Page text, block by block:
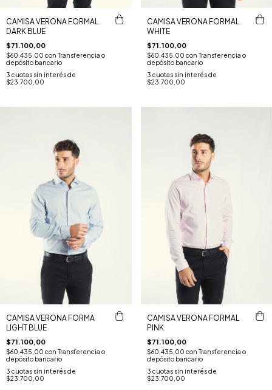
CAMISA VERONA FORMAL
DARK BLUE
$71.100,00
$60.435,00 con Transferencia o
depósito bancario
3 cuotas sin interés de
$23.700,00
CAMISA VERONA FORMAL
WHITE
$71.100,00
$60.435,00 con Transferencia o
depósito bancario
3 cuotas sin interés de
$23.700,00
CAMISA VERONA FORMA
LIGHT BLUE
$71.100,00
$60.435,00 con Transferencia o
depósito bancario
3 cuotas sin interés de
$23.700,00
CAMISA VERONA FORMAL
PINK
$71.100,00
$60.435,00 con Transferencia o
depósito bancario
3 cuotas sin interés de
$23.700,00